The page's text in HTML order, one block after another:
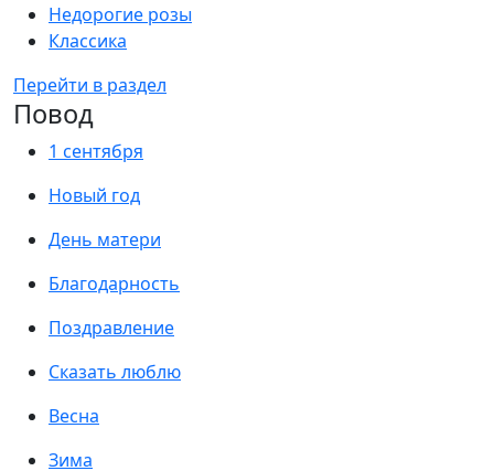
Недорогие розы
Классика
Перейти в раздел
Повод
1 сентября
Новый год
День матери
Благодарность
Поздравление
Сказать люблю
Весна
Зима